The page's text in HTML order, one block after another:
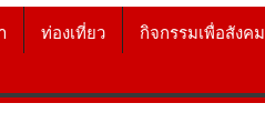
ท่องเที่ยว กิจกรรมเพื่อสังคม